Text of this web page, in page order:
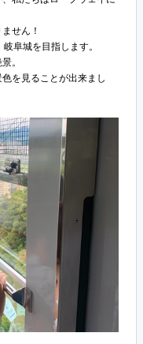
せん！
阜城を目指します。
。
を見ることが出来まし